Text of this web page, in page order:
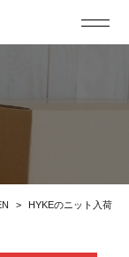
>
HYKEのニット入荷